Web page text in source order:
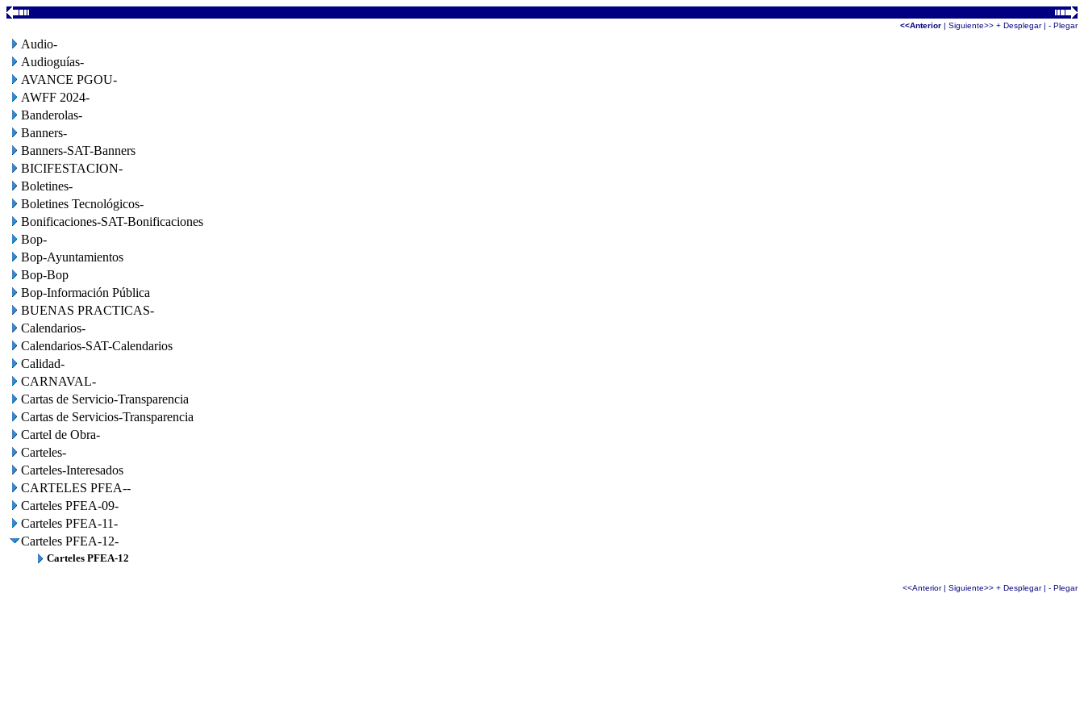
<<Anterior | Siguiente>> + Desplegar| - Plegar
Audio-
Audioguías-
AVANCE PGOU-
AWFF 2024-
Banderolas-
Banners-
Banners-SAT-Banners
BICIFESTACION-
Boletines-
Boletines Tecnológicos-
Bonificaciones-SAT-Bonificaciones
Bop-
Bop-Ayuntamientos
Bop-Bop
Bop-Información Pública
BUENAS PRACTICAS-
Calendarios-
Calendarios-SAT-Calendarios
Calidad-
CARNAVAL-
Cartas de Servicio-Transparencia
Cartas de Servicios-Transparencia
Cartel de Obra-
Carteles-
Carteles-Interesados
CARTELES PFEA--
Carteles PFEA-09-
Carteles PFEA-11-
Carteles PFEA-12-
Carteles PFEA-12
<<Anterior| Siguiente>> + Desplegar| - Plegar